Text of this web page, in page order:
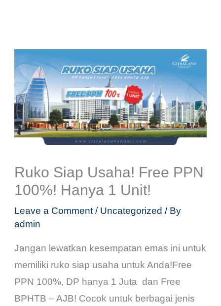
Ruko Siap Usaha! Free PPN
100%! Hanya 1 Unit!
Leave a Comment / Uncategorized / By
admin
Jangan lewatkan kesempatan emas ini untuk
memiliki ruko siap usaha untuk Anda!Free
PPN 100%, DP hanya 1 Juta dan Free
BPHTB – AJB! Cocok untuk berbagai jenis